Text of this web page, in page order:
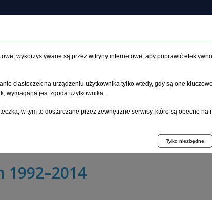
Archiwum Etyka Instrukcja dla autorów
>suplement 1>
opiniowania sądowo-psychiatrycznego co do
postępowaniu karnym – zagadnienia prawne
1992–2014
wykorzystywane są przez witryny internetowe, aby poprawić
ciasteczek na urządzeniu użytkownika tylko wtedy, gdy są one
wymagana jest zgoda użytkownika.
w tym te dostarczane przez zewnętrzne serwisy, które są obecne na
Tylko niezbędne